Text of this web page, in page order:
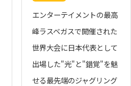
エンターテイメントの最高
峰ラスベガスで開催された
世界大会に日本代表として
出場した"光"と"錯覚"を魅
せる最先端のジャグリング